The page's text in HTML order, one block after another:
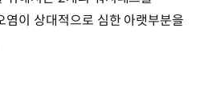
이 상대적으로 심한 아랫부분을